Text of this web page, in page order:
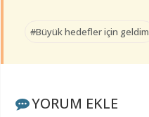
#Büyük hedefler için geldim
YORUM EKLE